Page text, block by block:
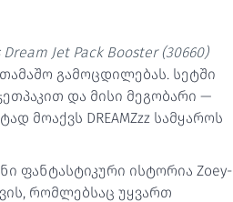
Dream Jet Pack Booster (30660)
გამოცდილებას. სეტში
და მისი მეგობარი —
მოაქვს DREAMZzz სამყაროს
ფანტასტიკური ისტორია Zoey-
რომლებსაც უყვართ